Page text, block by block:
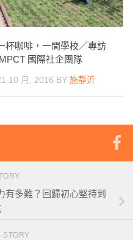
杯咖啡，一間學校／專訪
國際社企團隊
10 月, 2016 BY 施靜沂
有多難？回歸初心堅持到
STORY